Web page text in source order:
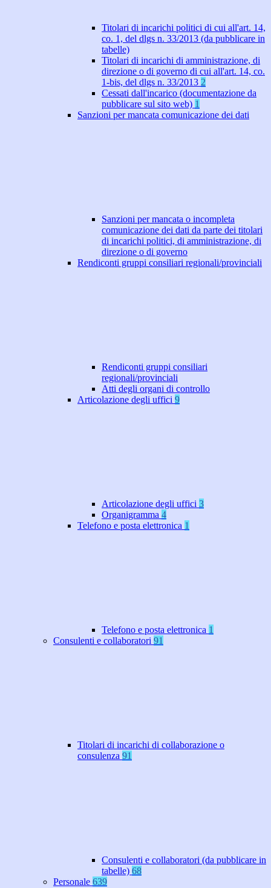
Titolari di incarichi politici di cui all'art. 14,
co. 1, del dlgs n. 33/2013 (da pubblicare in
tabelle)
Titolari di incarichi di amministrazione, di
direzione o di governo di cui all'art. 14, co.
1-bis, del dlgs n. 33/2013 2
Cessati dall'incarico (documentazione da
pubblicare sul sito web) 1
Sanzioni per mancata comunicazione dei dati
Sanzioni per mancata o incompleta
comunicazione dei dati da parte dei titolari
di incarichi politici, di amministrazione, di
direzione o di governo
Rendiconti gruppi consiliari regionali/provinciali
Rendiconti gruppi consiliari
regionali/provinciali
Atti degli organi di controllo
Articolazione degli uffici 9
Articolazione degli uffici 3
Organigramma 4
Telefono e posta elettronica 1
Telefono e posta elettronica 1
Consulenti e collaboratori 91
Titolari di incarichi di collaborazione o
consulenza 91
Consulenti e collaboratori (da pubblicare in
tabelle) 68
Personale 639